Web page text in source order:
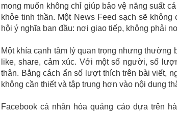
mong muốn không chỉ giúp bảo vệ năng suất
khỏe tinh thần. Một News Feed sạch sẽ
hội ý nghĩa ban đầu: nơi giao tiếp, không phải
Một khía cạnh tâm lý quan trọng nhưng
like, share, cảm xúc. Với một số người, số
thân. Bằng cách ẩn số lượt thích trên bài viết,
không cần thiết và tập trung hơn vào nội dung
Facebook cá nhân hóa quảng cáo dựa trên